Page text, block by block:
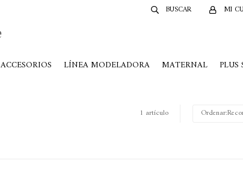
ACCESORIOS LÍNEA MODELADORA MATERNAL PLUS
1 artículo